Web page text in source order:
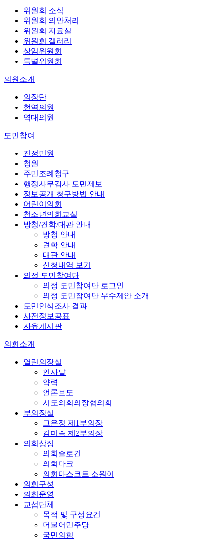
위원회 소식
위원회 의안처리
위원회 자료실
위원회 갤러리
상임위원회
특별위원회
의원소개
의장단
현역의원
역대의원
도민참여
진정민원
청원
주민조례청구
행정사무감사 도민제보
정보공개 청구방법 안내
어린이의회
청소년의회교실
방청/견학/대관 안내
방청 안내
견학 안내
대관 안내
신청내역 보기
의정 도민참여단
의정 도민참여단 로그인
의정 도민참여단 우수제안 소개
도민인식조사 결과
사전정보공표
자유게시판
의회소개
열린의장실
인사말
약력
언론보도
시도의회의장협의회
부의장실
고은정 제1부의장
김미숙 제2부의장
의회상징
의회슬로건
의회마크
의회마스코트 소원이
의회구성
의회운영
교섭단체
목적 및 구성요건
더불어민주당
국민의힘